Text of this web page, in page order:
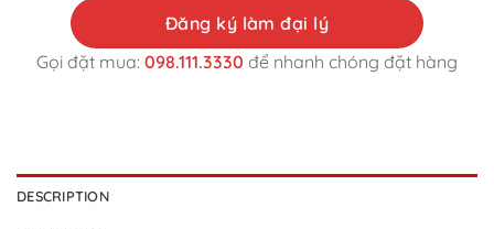
Đăng ký làm đại lý
Gọi đặt mua: 098.111.3330 để nhanh chóng đặt hàng
DESCRIPTION